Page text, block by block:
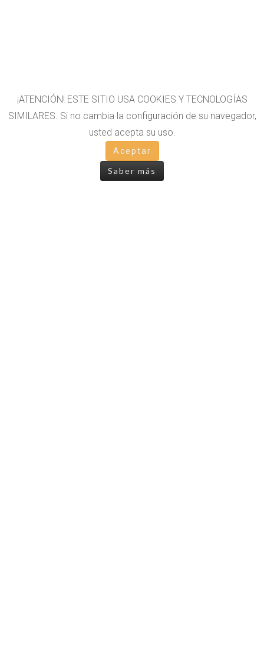
¡ATENCIÓN! ESTE SITIO USA COOKIES Y TECNOLOGÍAS
SIMILARES. Si no cambia la configuración de su navegador,
usted acepta su uso.
Aceptar
Saber más